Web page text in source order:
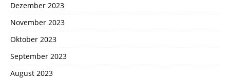
Dezember 2023
November 2023
Oktober 2023
September 2023
August 2023